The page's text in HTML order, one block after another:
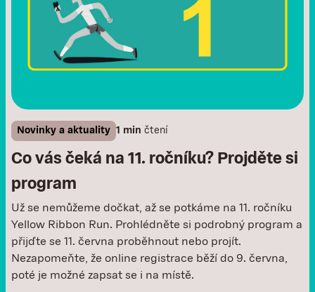
Novinky a aktuality 1 min čtení
Co vás čeká na 11. ročníku? Projděte si
program
Už se nemůžeme dočkat, až se potkáme na 11. ročníku
Yellow Ribbon Run. Prohlédněte si podrobný program a
přijďte se 11. června proběhnout nebo projít.
Nezapomeňte, že online registrace běží do 9. června,
poté je možné zapsat se i na místě. ‍